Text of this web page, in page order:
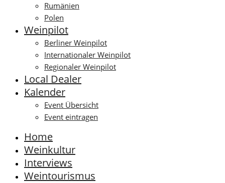
Rumänien
Polen
Weinpilot
Berliner Weinpilot
Internationaler Weinpilot
Regionaler Weinpilot
Local Dealer
Kalender
Event Übersicht
Event eintragen
Home
Weinkultur
Interviews
Weintourismus